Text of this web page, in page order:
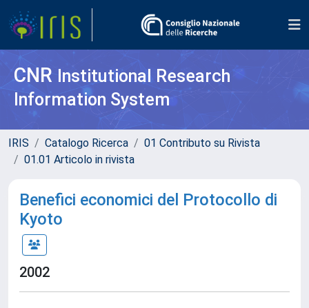
CNR Institutional Research
Information System
IRIS Catalogo Ricerca
01 Contributo su Rivista
01.01 Articolo in rivista
Benefici economici del Protocollo di
Kyoto
2002